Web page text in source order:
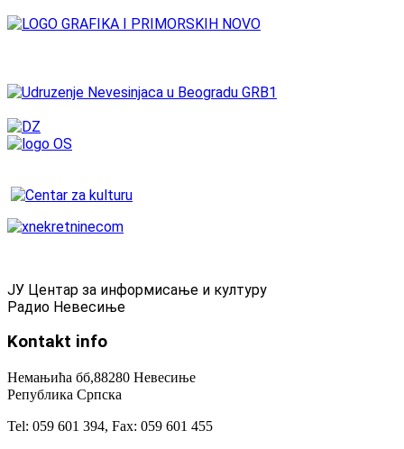
ЈУ Центар за информисање и културу
Радио Невесиње
Kontakt info
Немањића бб,88280 Невесиње
Република Српска
Tel: 059 601 394, Fax: 059 601 455